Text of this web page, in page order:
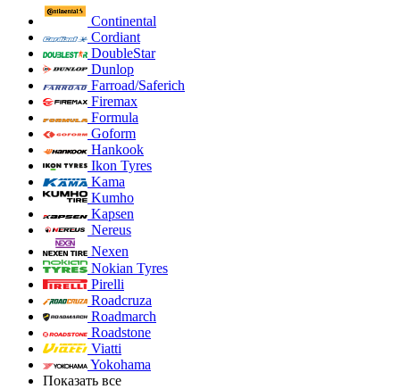
Continental
Cordiant
DoubleStar
Dunlop
Farroad/Saferich
Firemax
Formula
Goform
Hankook
Ikon Tyres
Kama
Kumho
Kapsen
Nereus
Nexen
Nokian Tyres
Pirelli
Roadcruza
Roadmarch
Roadstone
Viatti
Yokohama
Показать все